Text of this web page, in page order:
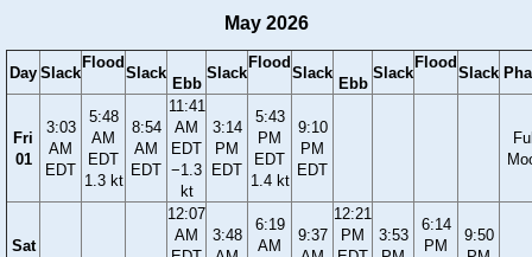
May 2026
Day Slack
Flood
Slack
Ebb
Slack
Flood
Slack
Ebb
Slack
Flood
Slack
Fri
01
3:03
AM
EDT
5:48
AM
EDT
1.3 kt
8:54
AM
EDT
11:41
AM
EDT
−1.3
kt
3:14
PM
EDT
5:43
PM
EDT
1.4 kt
9:10
PM
EDT
Sat
12:07
AM
3:48
6:19
AM
9:37
12:21
PM
3:53
6:14
PM
9:50